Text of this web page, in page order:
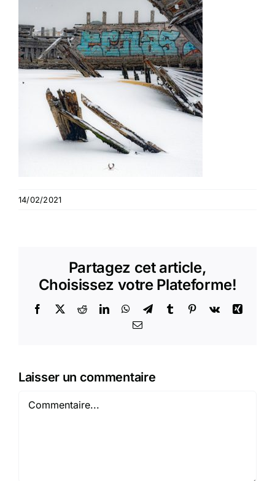
14/02/2021
Partagez cet article,
Choisissez votre Plateforme!
Facebook
X RedditLinkedInWhatsApp
TelegramTumblr Pinterest
Vk
Xing
Email
Laisser un commentaire
Commentaire